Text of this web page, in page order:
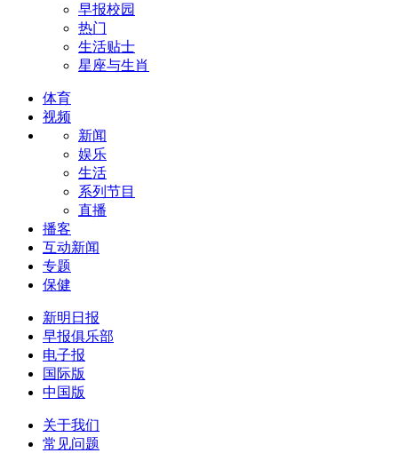
早报校园
热门
生活贴士
星座与生肖
体育
视频
新闻
娱乐
生活
系列节目
直播
播客
互动新闻
专题
保健
新明日报
早报俱乐部
电子报
国际版
中国版
关于我们
常见问题